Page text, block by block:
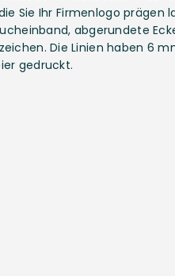
Sie Ihr Firmenlogo prägen
abgerundete
Die Linien haben 6
gedruckt.